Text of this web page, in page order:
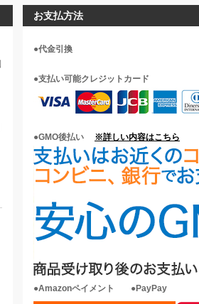
お支払方法
●代金引換
●支払い可能クレジットカード
●GMO後払い ※詳しい内容はこちら
●Amazonペイメント ●PayPay